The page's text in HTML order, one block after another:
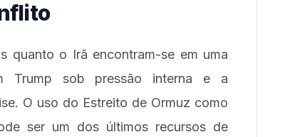
quanto o Irã encontram-se em uma
Trump sob pressão interna e a
O uso do Estreito de Ormuz como
ser um dos últimos recursos de